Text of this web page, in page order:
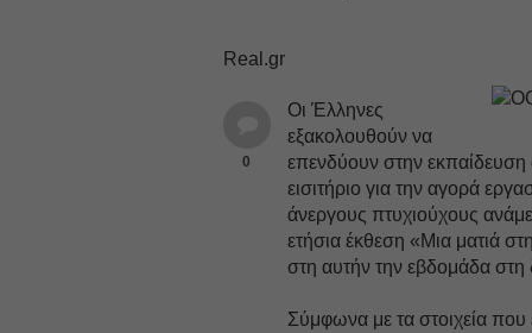
Real.gr
0
Οι Έλληνες
εξακολουθούν να
επενδύουν στην
εισιτήριο για την αγορά
άνεργους πτυχιούχους
ετήσια έκθεση «Μια ματιά
στη αυτήν την εβδομάδα στη
Σύμφωνα με τα στοιχεία που